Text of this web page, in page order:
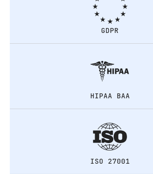
GDPR
HIPAA BAA
ISO 27001